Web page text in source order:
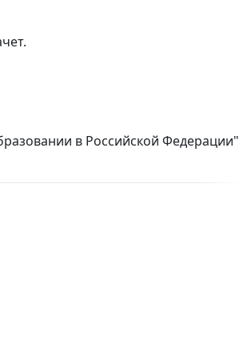
в Российской Федерации"